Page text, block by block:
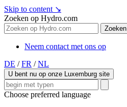
Skip to content ↘
Zoeken op Hydro.com
Zoeken
Neem contact met ons op
DE / FR / NL
U bent nu op onze Luxemburg site
Choose preferred language